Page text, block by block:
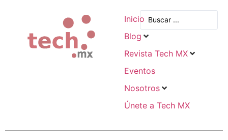
Inicio
Blog
Revista Tech MX
Eventos
Nosotros
Únete a Tech MX